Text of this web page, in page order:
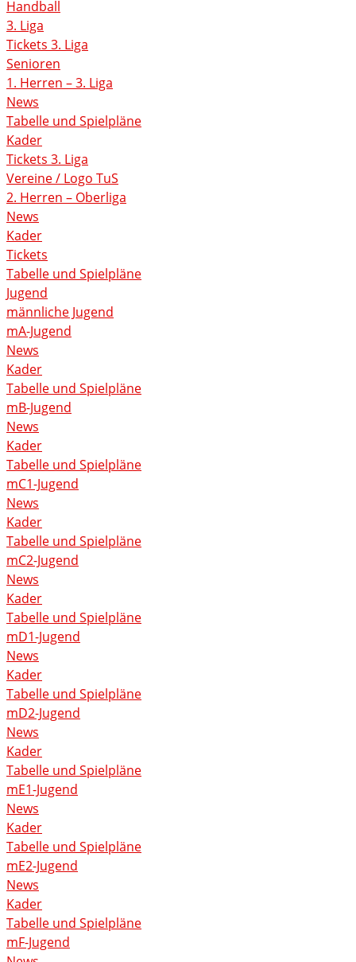
Handball
3. Liga
Tickets 3. Liga
Senioren
1. Herren – 3. Liga
News
Tabelle und Spielpläne
Kader
Tickets 3. Liga
Vereine / Logo TuS
2. Herren – Oberliga
News
Kader
Tickets
Tabelle und Spielpläne
Jugend
männliche Jugend
mA-Jugend
News
Kader
Tabelle und Spielpläne
mB-Jugend
News
Kader
Tabelle und Spielpläne
mC1-Jugend
News
Kader
Tabelle und Spielpläne
mC2-Jugend
News
Kader
Tabelle und Spielpläne
mD1-Jugend
News
Kader
Tabelle und Spielpläne
mD2-Jugend
News
Kader
Tabelle und Spielpläne
mE1-Jugend
News
Kader
Tabelle und Spielpläne
mE2-Jugend
News
Kader
Tabelle und Spielpläne
mF-Jugend